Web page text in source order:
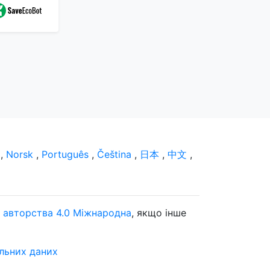
Norsk , Português , Čeština , 日本 , 中文 ,
авторства 4.0 Міжнародна, якщо інше
даних